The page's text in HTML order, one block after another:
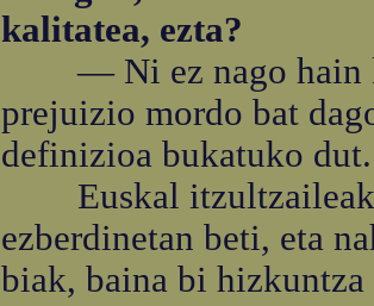
kalitatea, ezta?
— Ni ez nago hain
prejuizio mordo bat
definizioa bukatuko dut.
Euskal itzultzaileak
ezberdinetan beti, eta
biak, baina bi